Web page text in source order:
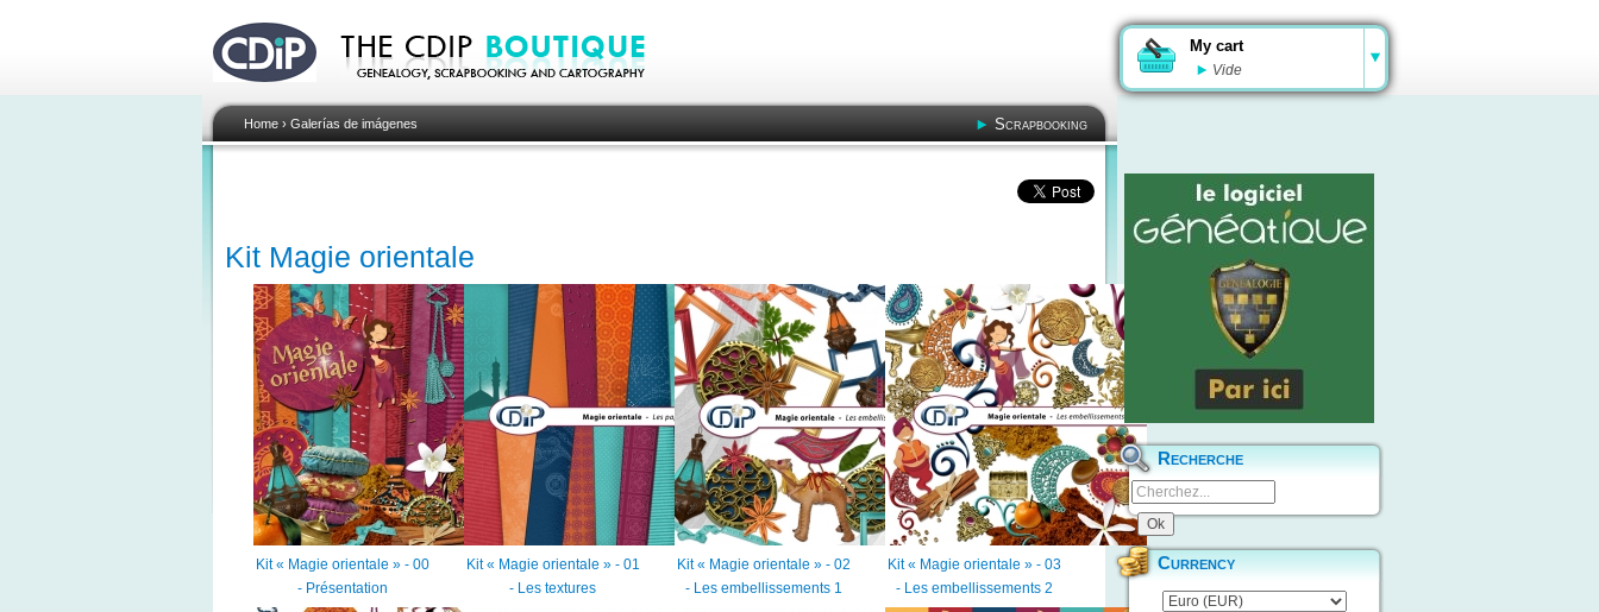
My cart
Vide
Home› Galerías de imágenes Scrapbooking
Kit Magie orientale
Kit « Magie orientale » - 00
- Présentation
Kit « Magie orientale » - 01
- Les textures
Kit « Magie orientale » - 02
- Les embellissements 1
Kit « Magie orientale » - 03
- Les embellissements 2
Recherche
Currency